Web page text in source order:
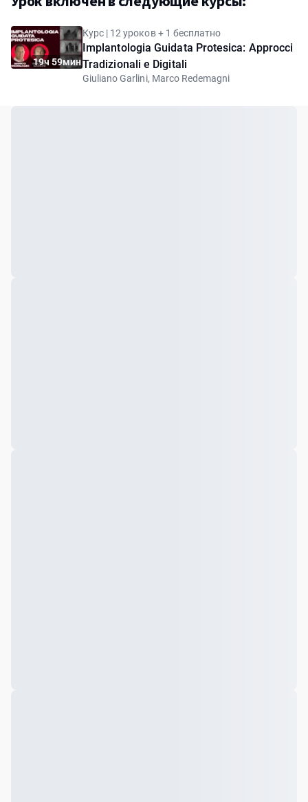
19ч 59мин
Курс | 12 уроков + 1 бесплатно
Implantologia Guidata Protesica: Approcci
Tradizionali e Digitali
Giuliano Garlini, Marco Redemagni